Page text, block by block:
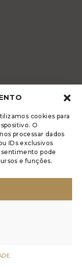
cookies para
O
processar dados
IDs exclusivos
pode
e funções.